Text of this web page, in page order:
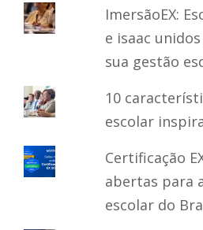
ImersãoEX:
e isaac
sua gestão
10
escolar
Certificação
abertas para
escolar do